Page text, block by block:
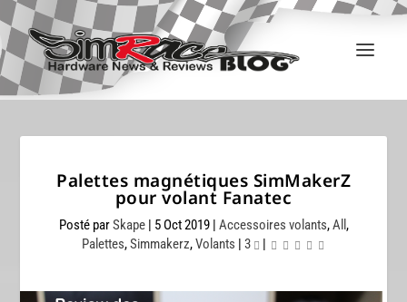
Palettes magnétiques SimMakerZ
pour volant Fanatec
Posté parSkape| 5 Oct 2019| Accessoires volants,All ,
Palettes,Simmakerz,Volants | 3 |